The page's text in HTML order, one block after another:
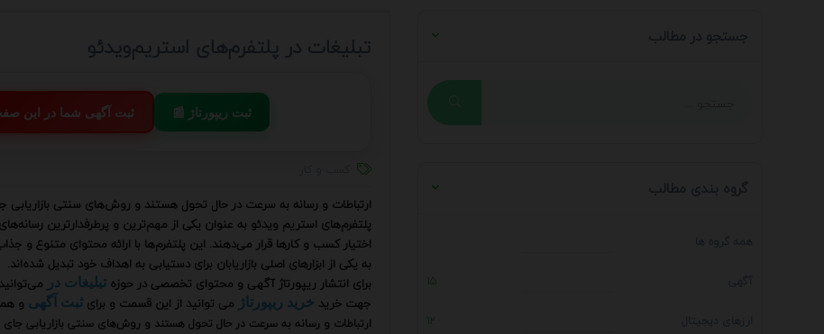
تبلیغات در پلتفرم‌های استریم‌ویدئو
💬 ثبت آگهی شما در این 📰 ثبت ریپورتاژ
ارتباطات و رسانه به سرعت در حال تحول هستند و روش‌های سنتی بازاریابی
پلتفرم‌های استریم ویدئو به عنوان یکی از مهم‌ترین و پرطرفدارترین
اختیار کسب و کارها قرار می‌دهند. این پلتفرم‌ها با ارائه محتوای متنوع و
به یکی از ابزارهای اصلی بازاریابان برای دستیابی به اهداف خود تبدیل شده‌اند.
برای انتشار ریپورتاژ آگهی و محتوای تخصصی در حوزه تبلیغات در
جهت خرید خرید ریپورتاژ می توانید از این قسمت و برای ثبت آگهی و
ارتباطات و رسانه به سرعت در حال تحول هستند و روش‌های سنتی بازاریابی جای
جستجو در مطالب
گروه بندی مطالب
15
12